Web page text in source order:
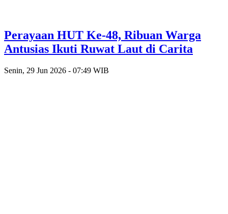
Perayaan HUT Ke-48, Ribuan Warga
Antusias Ikuti Ruwat Laut di Carita
Senin, 29 Jun 2026 - 07:49 WIB